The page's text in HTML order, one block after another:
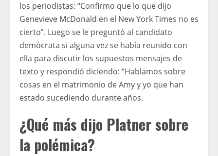
los periodistas: “Confirmo que lo que dijo
Genevieve McDonald en el New York Times no es
cierto”. Luego se le preguntó al candidato
demócrata si alguna vez se había reunido con
ella para discutir los supuestos mensajes de
texto y respondió diciendo: “Hablamos sobre
cosas en el matrimonio de Amy y yo que han
estado sucediendo durante años.
¿Qué más dijo Platner sobre
la polémica?